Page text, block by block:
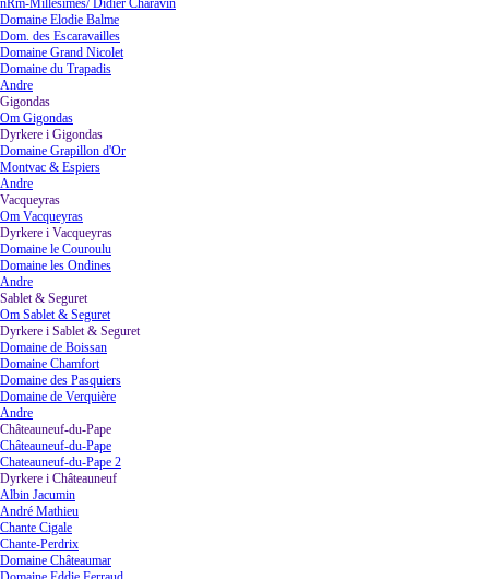
nRm-Millésimes/ Didier Charavin
Domaine Elodie Balme
Dom. des Escaravailles
Domaine Grand Nicolet
Domaine du Trapadis
Andre
Gigondas
Om Gigondas
Dyrkere i Gigondas
Domaine Grapillon d'Or
Montvac & Espiers
Andre
Vacqueyras
Om Vacqueyras
Dyrkere i Vacqueyras
Domaine le Couroulu
Domaine les Ondines
Andre
Sablet & Seguret▼
Om Sablet & Seguret
Dyrkere i Sablet & Seguret▼
Domaine de Boissan
Domaine Chamfort
Domaine des Pasquiers
Domaine de Verquière
Andre
Châteauneuf-du-Pape
Châteauneuf-du-Pape
Chateauneuf-du-Pape 2
Dyrkere i Châteauneuf
Albin Jacumin
André Mathieu
Chante Cigale
Chante-Perdrix
Domaine Châteaumar